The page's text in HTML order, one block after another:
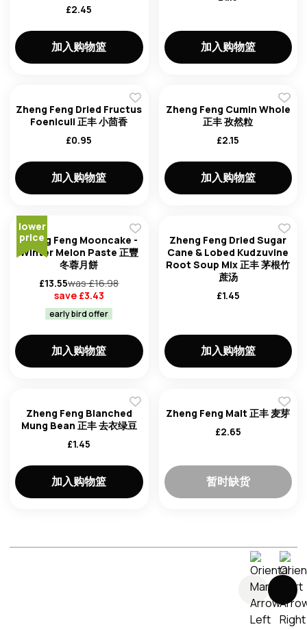
£2.45
加入购物篮 加入购物篮
Zheng Feng Dried Fructus
Foeniculi 正丰 小茴香
£0.95
加入购物篮
Zheng Feng Cumin Whole
正丰 孜然粒
£2.15
加入购物篮
lower
price
Zheng Feng Mooncake -
Winter Melon Paste 正豐
冬蓉月餅
£13.55was £16.98
save £3.43
early bird offer
加入购物篮
Zheng Feng Dried Sugar
Cane & Lobed Kudzuvine
Root Soup Mix 正丰 茅根竹
蔗汤
£1.45
加入购物篮
Zheng Feng Blanched
Mung Bean 正丰 去衣绿豆
£1.45
加入购物篮
Zheng Feng Malt 正丰 麦芽
£2.65
暂时缺货